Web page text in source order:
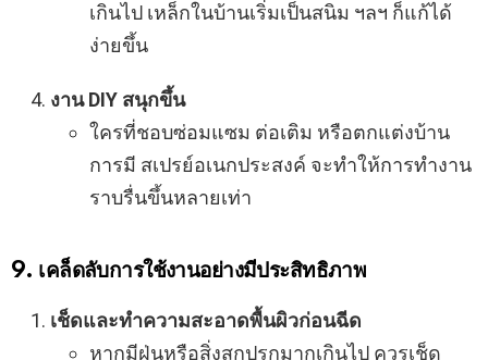
เกินไป เหล็กในบ้านเริ่มเป็นสนิม ฯลฯ ก็แก้ได้
ง่ายขึ้น
งาน DIY สนุกขึ้น
ใครที่ชอบซ่อมแซม ต่อเติม หรือตกแต่งบ้าน
การมี สเปรย์อเนกประสงค์ จะทำให้การทำงาน
ราบรื่นขึ้นหลายเท่า
9. เคล็ดลับการใช้งานอย่างมีประสิทธิภาพ
เช็ดและทำความสะอาดพื้นผิวก่อนฉีด
หากมีฝุ่นหรือสิ่งสกปรกมากเกินไป ควรเช็ด